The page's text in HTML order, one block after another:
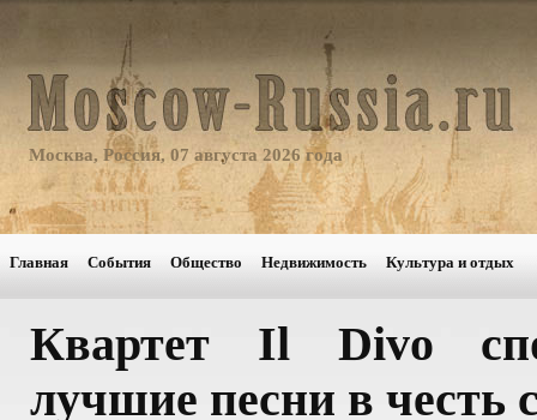
Москва, Россия, 07 августа 2026 года
Главная События Общество Недвижимость Культура и отдых
Квартет Il Divo
лучшие песни в честь